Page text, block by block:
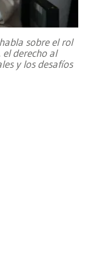
sobre el rol
derecho al
y los desafíos